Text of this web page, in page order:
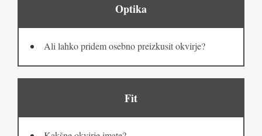
Optika
Ali lahko pridem osebno preizkusit okvirje?
Fit